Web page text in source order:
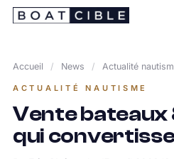
Passer
Accueil / News / Actualité
ACTUALITÉ NAUTISME
Vente bateaux
qui